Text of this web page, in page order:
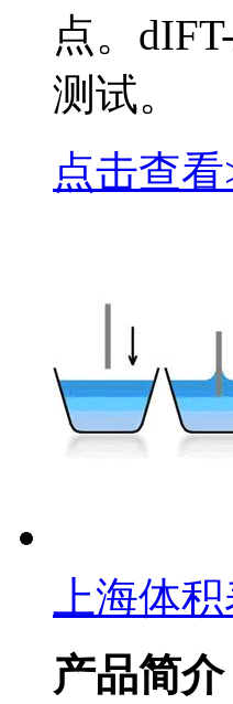
点。
测试。
点击查看
上海体
产品简介